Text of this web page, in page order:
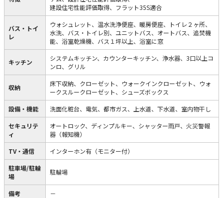
建設住宅性能評価取得、フラット35S適合
バス・トイ
レ
ウォシュレット、温水洗浄便座、暖房便座、トイレ２ヶ所、
水洗、バス・トイレ別、ユニットバス、オートバス、追焚機
能、浴室乾燥機、バス１坪以上、浴室に窓
キッチン
システムキッチン、カウンターキッチン、浄水器、3口以上コ
ンロ、グリル
収納
床下収納、クローゼット、ウォークインクローゼット、ウォ
ークスルークローゼット、シューズボックス
設備・機能
洗面化粧台、電気、都市ガス、上水道、下水道、室内物干し
セキュリテ
ィ
オートロック、ディンプルキー、シャッター雨戸、火災警報
器（報知機）
TV・通信
インターホン有（モニター付）
駐車場/駐輪
場
駐輪場
備考 －